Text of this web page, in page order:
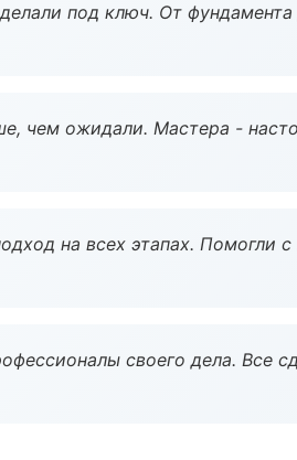
под ключ. От
чем ожидали. Мастера -
на всех этапах. Помогли
своего дела. Все